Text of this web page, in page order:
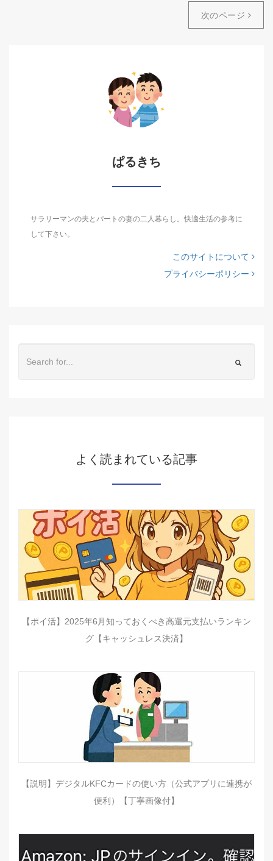
次のページ
ぱるきち
サラリーマンの夫とパートの妻の二人暮らし。快適生活の参考に
して下さい。
このサイトについて
プライバシーポリシー
よく読まれている記事
【ポイ活】2025年6月知っておくべき高還元支払いランキン
グ【キャッシュレス決済】
【説明】デジタルKFCカードの使い方（公式アプリに連携が
便利）【丁寧画像付】